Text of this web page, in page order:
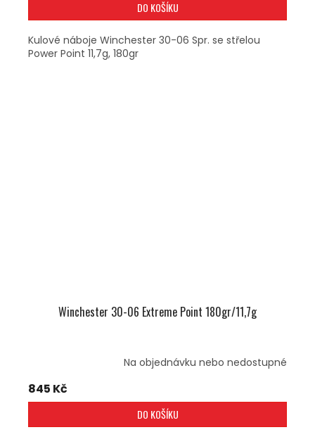
DO KOŠÍKU
Kulové náboje Winchester 30-06 Spr. se střelou
Power Point 11,7g, 180gr
Winchester 30-06 Extreme Point 180gr/11,7g
Na objednávku nebo nedostupné
845 Kč
DO KOŠÍKU